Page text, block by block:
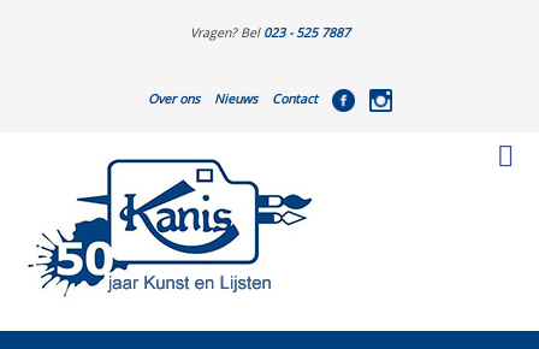
Vragen? Bel 023 - 525 7887
Over ons Nieuws Contact